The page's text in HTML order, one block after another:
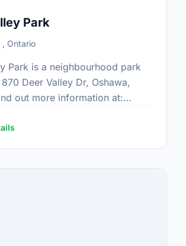
Park
, Ontario
Park is a neighbourhood park
Deer Valley Dr, Oshawa,
out more information at: